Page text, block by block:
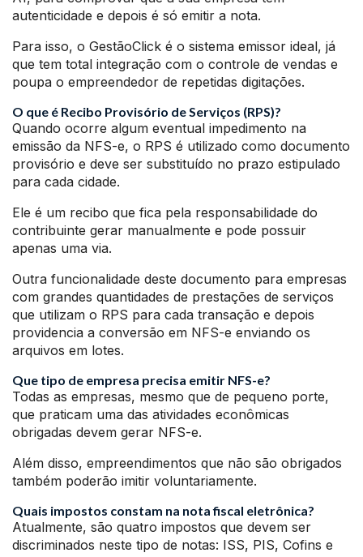
autenticidade e depois é só emitir a nota.
Para isso, o GestãoClick é o sistema emissor ideal, já
que tem total integração com o controle de vendas e
poupa o empreendedor de repetidas digitações.
O que é Recibo Provisório de Serviços (RPS)?
Quando ocorre algum eventual impedimento na
emissão da NFS-e, o RPS é utilizado como documento
provisório e deve ser substituído no prazo estipulado
para cada cidade.
Ele é um recibo que fica pela responsabilidade do
contribuinte gerar manualmente e pode possuir
apenas uma via.
Outra funcionalidade deste documento para empresas
com grandes quantidades de prestações de serviços
que utilizam o RPS para cada transação e depois
providencia a conversão em NFS-e enviando os
arquivos em lotes.
Que tipo de empresa precisa emitir NFS-e?
Todas as empresas, mesmo que de pequeno porte,
que praticam uma das atividades econômicas
obrigadas devem gerar NFS-e.
Além disso, empreendimentos que não são obrigados
também poderão imitir voluntariamente.
Quais impostos constam na nota fiscal eletrônica?
Atualmente, são quatro impostos que devem ser
discriminados neste tipo de notas: ISS, PIS, Cofins e